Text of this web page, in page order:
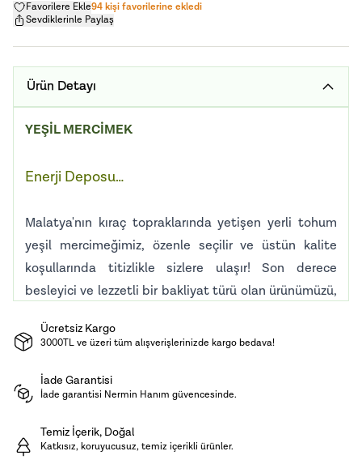
Favorilere Ekle94 kişi favorilerine ekledi
Sevdiklerinle Paylaş
Ürün Detayı
YEŞİL MERCİMEK
Enerji Deposu…
Malatya'nın kıraç topraklarında yetişen yerli tohum
yeşil mercimeğimiz, özenle seçilir ve üstün kalite
koşullarında titizlikle sizlere ulaşır! Son derece
besleyici ve lezzetli bir bakliyat türü olan ürünümüzü,
çeşitli yemeklerde tercih edebilirsiniz. Her tarife
Muhafaza Koşulları:
Karanlık, serin ve nemsiz
ortamda ağzı kapalı olarak saklamanızı tavsiye
ederiz.
Ücretsiz Kargo
3000TL ve üzeri tüm alışverişlerinizde kargo bedava!
İade Garantisi
İade garantisi Nermin Hanım güvencesinde.
Temiz İçerik, Doğal
Katkısız, koruyucusuz, temiz içerikli ürünler.